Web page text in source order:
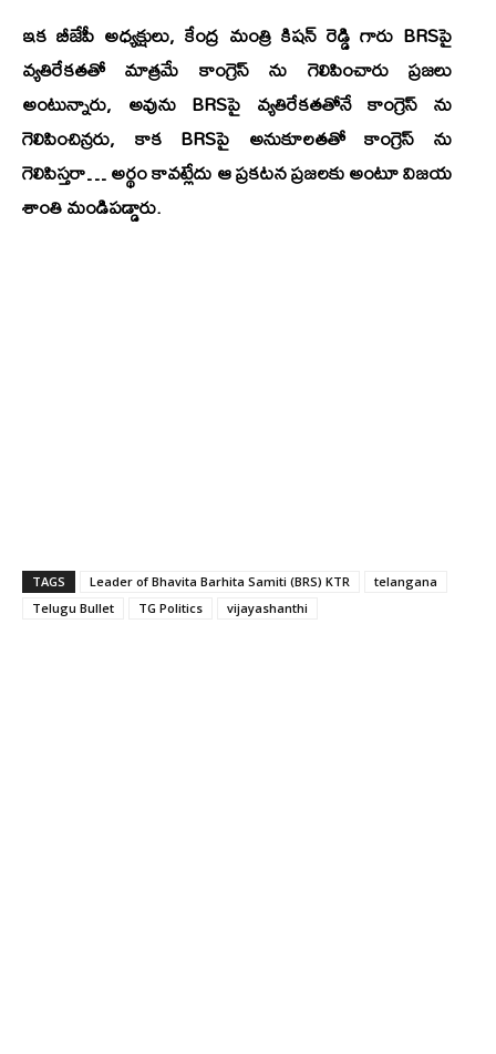
ఇక బీజేపీ అధ్యక్షులు, కేంద్ర మంత్రి కిషన్ రెడ్డి గారు BRSపై
వ్యతిరేకతతో మాత్రమే కాంగ్రెస్ ను గెలిపించారు ప్రజలు
అంటున్నారు, అవును BRSపై వ్యతిరేకతతోనే కాంగ్రెస్ ను
గెలిపించిన్రరు, కాక BRSపై అనుకూలతతో కాంగ్రెస్ ను
గెలిపిస్తరా… అర్థం కావట్లేదు ఆ ప్రకటన ప్రజలకు అంటూ విజయ
శాంతి మండిపడ్డారు.
TAGS Leader of Bhavita Barhita Samiti (BRS) KTR
telangana
Telugu Bullet
TG Politics vijayashanthi